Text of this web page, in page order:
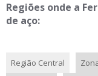
FORNECEDOR DE PERFIL
FORNECEDOR DE TELHA
FORNECEDOR DE TUBO
Regiões onde a
de aço:
Região Central